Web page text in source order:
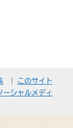
このサイト
ーシャルメディ